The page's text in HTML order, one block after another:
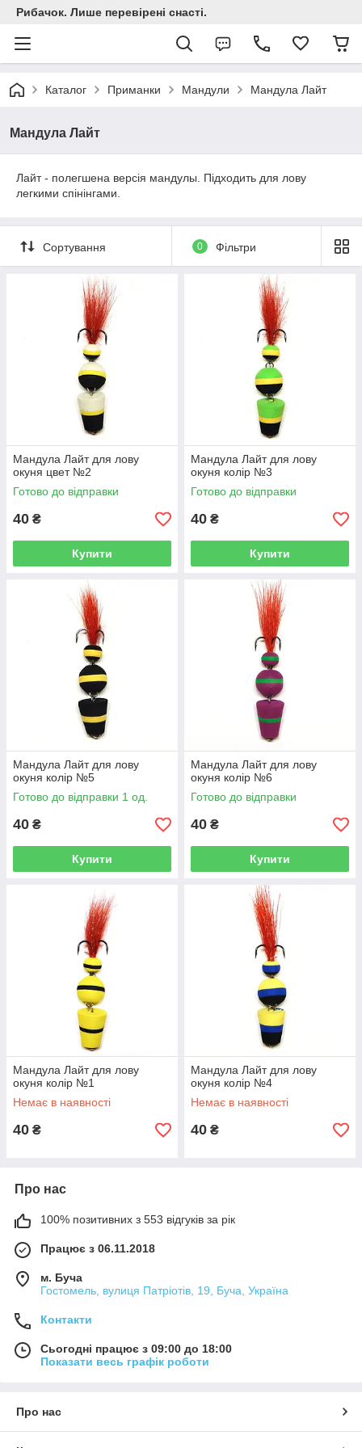
Рибачок. Лише перевірені снасті.
Каталог Приманки Мандули Мандула Лайт
Мандула Лайт
Лайт - полегшена версія мандулы. Підходить для лову
легкими спінінгами.
Сортування 0 Фільтри
Мандула Лайт для лову
окуня цвет №2
Готово до відправки
40 ₴
Купити
Мандула Лайт для лову
окуня колір №3
Готово до відправки
40 ₴
Купити
Мандула Лайт для лову
окуня колір №5
Готово до відправки 1 од.
40 ₴
Купити
Мандула Лайт для лову
окуня колір №6
Готово до відправки
40 ₴
Купити
Мандула Лайт для лову
окуня колір №1
Немає в наявності
40 ₴
Мандула Лайт для лову
окуня колір №4
Немає в наявності
40 ₴
Про нас
100% позитивних з 553 відгуків за рік
Працює з 06.11.2018
м. Буча
Гостомель, вулиця Патріотів, 19, Буча, Україна
Контакти
Сьогодні працює з 09:00 до 18:00
Показати весь графік роботи
Про нас